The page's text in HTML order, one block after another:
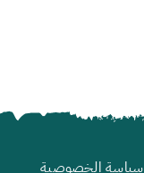
سياسة الخصوصية